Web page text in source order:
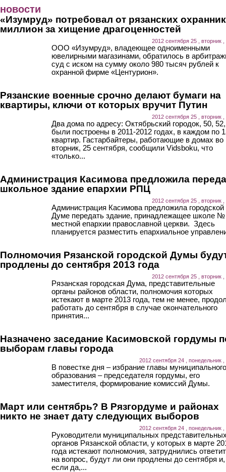
новости
«Изумруд» потребовал от рязанских
миллион за хищение драгоценностей
2012 сентября 25 , вторник ,
ООО «Изумруд», владеющее одноименными
ювелирными магазинами, обратилось в
суд с иском на сумму около 980 тысяч рублей к
охранной фирме «Центурион».
Рязанские военные срочно делают бумаги на
квартиры, ключи от которых вручит Путин
2012 сентября 25 , вторник ,
Два дома по адресу: Октябрьский городок, 50, 52,
были построены в 2011-2012 годах, в каждом по
квартир. Гастарбайтеры, работающие в домах во
вторник, 25 сентября, сообщили Vidsboku, что
«только...
Администрация Касимова предложила
школьное здание епархии РПЦ
2012 сентября 25 , вторник ,
Администрация Касимова предложила городской
Думе передать здание, принадлежащее школе №
местной епархии православной церкви. Здесь
планируется разместить епархиальное
Полномочия Рязанской городской Думы
продлены до сентября 2013 года
2012 сентября 25 , вторник ,
Рязанская городская Дума, представительные
органы районов области, полномочия которых
истекают в марте 2013 года, тем не менее,
работать до сентября в случае окончательного
принятия...
Назначено заседание Касимовской гордумы
выборам главы города
2012 сентября 24 , понедельник ,
В повестке дня – избрание главы муниципального
образования – председателя гордумы, его
заместителя, формирование комиссий Думы.
Март или сентябрь? В Рязгордуме и районах
никто не знает дату следующих выборов
2012 сентября 24 , понедельник ,
Руководители муниципальных
органов Рязанской области, у которых в марте
года истекают полномочия, затруднились
на вопрос, будут ли они продлены до сентября и,
если да,...